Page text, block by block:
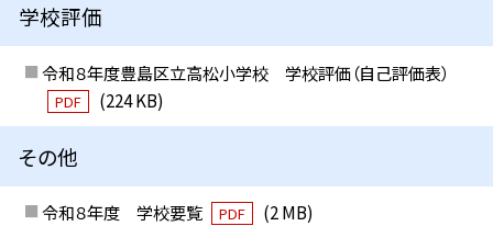
学校評価
令和８年度豊島区立高松小学校 学校評価（自己評価表）
PDF (224 KB)
その他
令和８年度 学校要覧 PDF
(2 MB)